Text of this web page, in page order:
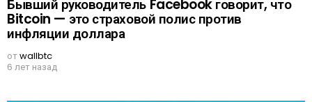
Бывший руководитель Facebook говорит, что
Bitcoin — это страховой полис против
инфляции доллара
отwallbtc
6 лет назад